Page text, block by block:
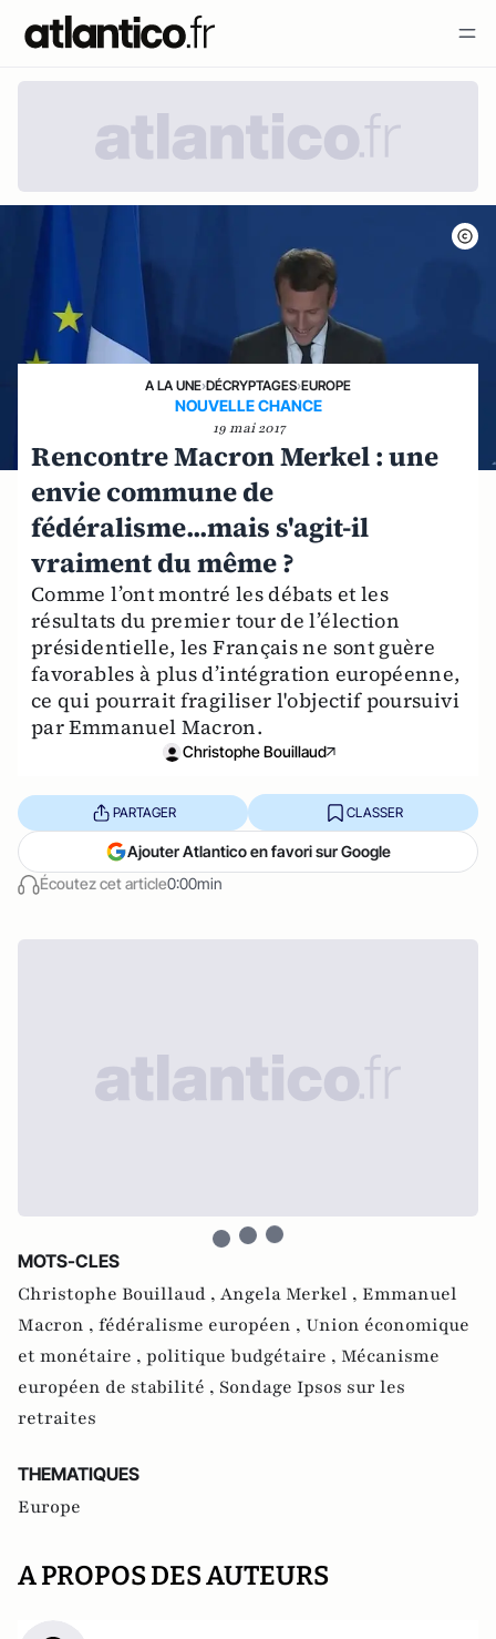
A LA UNE›DÉCRYPTAGES›EUROPE
NOUVELLE CHANCE
19 mai 2017
Rencontre Macron Merkel : une
envie commune de
fédéralisme...mais s'agit-il
vraiment du même ?
Comme l’ont montré les débats et les
résultats du premier tour de l’élection
présidentielle, les Français ne sont guère
favorables à plus d’intégration européenne,
ce qui pourrait fragiliser l'objectif poursuivi
par Emmanuel Macron.
Christophe Bouillaud
Écoutez cet article0:00min
PARTAGER CLASSER
Ajouter Atlantico en favori sur Google
MOTS-CLES
Christophe Bouillaud , Angela Merkel , Emmanuel
Macron , fédéralisme européen , Union économique
et monétaire , politique budgétaire , Mécanisme
européen de stabilité , Sondage Ipsos sur les
retraites
THEMATIQUES
Europe
A PROPOS DES AUTEURS